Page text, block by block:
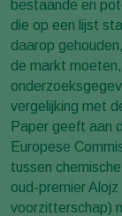
bestaande en
die op een lijst
daarop
de markt
vergelijking met
Paper geeft aan
Europese
tussen
oud-premier
voorzitterschap)